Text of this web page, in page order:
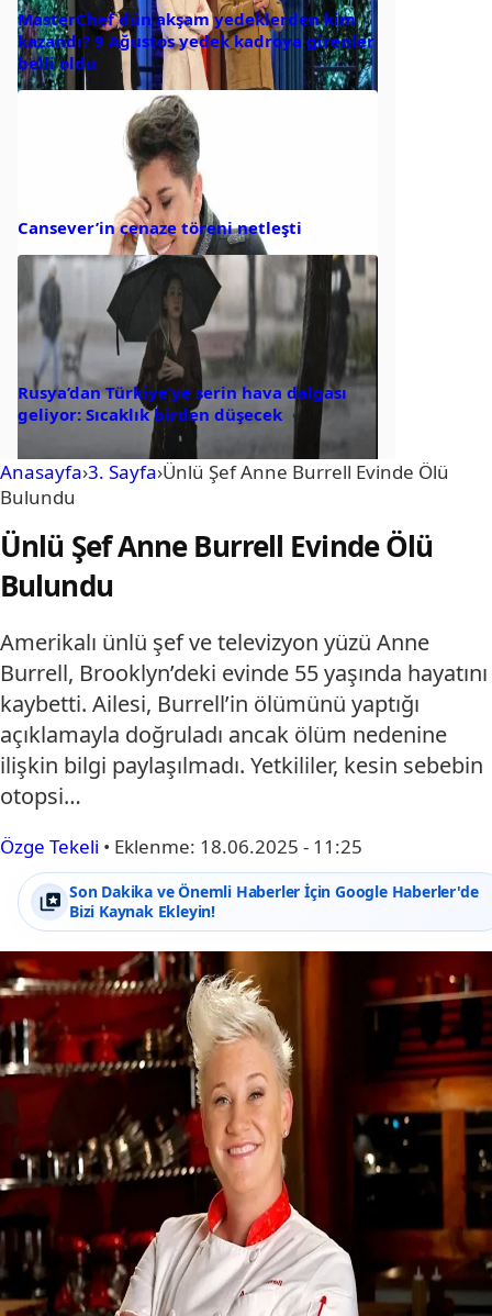
MasterChef dün akşam yedeklerden kim
kazandı? 9 Ağustos yedek kadroya girenler
belli oldu
Cansever’in cenaze töreni netleşti
Rusya’dan Türkiye’ye serin hava dalgası
geliyor: Sıcaklık birden düşecek
Anasayfa›3. Sayfa›Ünlü Şef Anne Burrell Evinde Ölü
Bulundu
Ünlü Şef Anne Burrell Evinde Ölü
Bulundu
Amerikalı ünlü şef ve televizyon yüzü Anne
Burrell, Brooklyn’deki evinde 55 yaşında hayatını
kaybetti. Ailesi, Burrell’in ölümünü yaptığı
açıklamayla doğruladı ancak ölüm nedenine
ilişkin bilgi paylaşılmadı. Yetkililer, kesin sebebin
otopsi…
Özge Tekeli • Eklenme: 18.06.2025 - 11:25
Son Dakika ve Önemli Haberler İçin Google Haberler'de
Bizi Kaynak Ekleyin!